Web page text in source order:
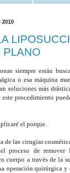
2010
PLANO
siempre están
o esa máquina
soluciones más
procedimiento
el porque.
de las cirugías
proceso de remover
cuerpo a través de la
operación quirúrgica y